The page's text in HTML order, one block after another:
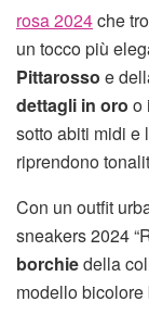
rosa 2024che
un tocco più
Pittarosso e
dettagli in oro o
sotto abiti midi e
riprendono
Con un outfit
sneakers 2024
borchiedella
modello